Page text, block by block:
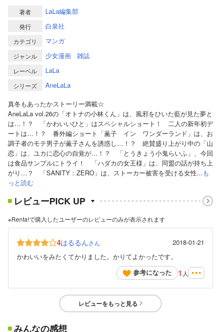
著者 LaLa編集部
発行 白泉社
カテゴリ マンガ
ジャンル 少女漫画 雑誌
レーベル LaLa
シリーズ
AneLaLa
真冬もあったかストーリー満載☆
AneLaLa vol.26の「オトナの小林くん」は、風邪をひいた藍が見た夢と
は…！？ 「かわいいひと」はスペシャルショート！ 二人の新年初デ
ートは…！？ 番外編ショート「薫子 イン ワンダーランド」は、お
調子者のモテ男子が薫子さんを誘惑し…！？ 絶賛盛り上がり中の「山
恋」は、ユカに恋心の自覚が…！？ 「とうきょう小鬼らいふ」、今回
は食品サンプルにトライ！ 「ハダカの女王様」は、同盟の話が持ち上
がり…？ 「SANITY：ZERO」は、ストーカー被害を受ける女性...も
っと読む
レビューPICK UP
※Renta!で購入したユーザーのレビューのみが表示されます
4はるるんさん
2018-01-21
かわいいをみたくてかりました。かりてよかったです。
参考になった
1 人
レビューをもっと見る
みんなの感想